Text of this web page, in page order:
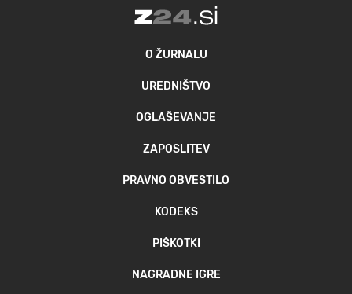
O ŽURNALU
UREDNIŠTVO
OGLAŠEVANJE
ZAPOSLITEV
PRAVNO OBVESTILO
KODEKS
PIŠKOTKI
NAGRADNE IGRE